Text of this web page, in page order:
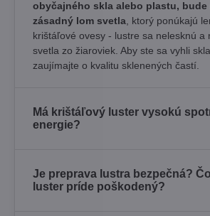
obyčajného skla alebo plastu,
zásadný lom svetla , ktorý ponúkajú
krištáľové ovesy - lustre sa nelesknú a
svetla zo žiaroviek. Aby ste sa vyhli
zaujímajte o kvalitu sklenených častí.
Má krištáľový luster vysokú
energie?
Je preprava lustra bezpečná?
luster príde poškodený?